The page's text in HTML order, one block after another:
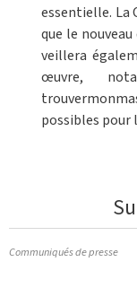
essentielle. La
que le
veillera
œuvre,
possibles pour
Communiqués de presse